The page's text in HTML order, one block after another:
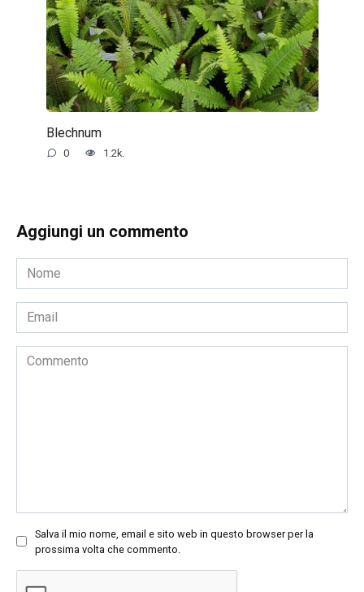
Blechnum
0 1.2k.
Aggiungi un commento
Nome
*
Email
*
Commento
Salva il mio nome, email e sito web in questo browser per la
prossima volta che commento.